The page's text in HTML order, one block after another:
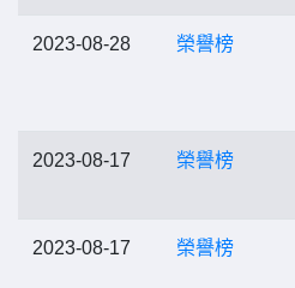
2023-08-28 榮譽榜
2023-08-17 榮譽榜
2023-08-17 榮譽榜